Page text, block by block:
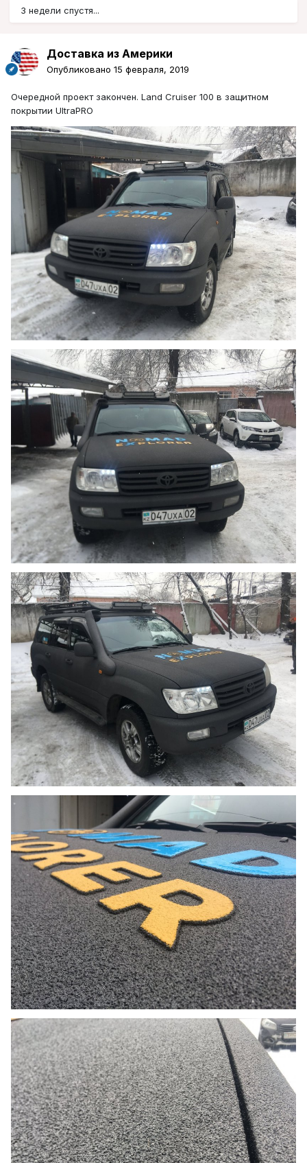
3 недели спустя...
Доставка из Америки
Опубликовано 15 февраля, 2019
Очередной проект закончен. Land Cruiser 100 в защитном
покрытии UltraPRO